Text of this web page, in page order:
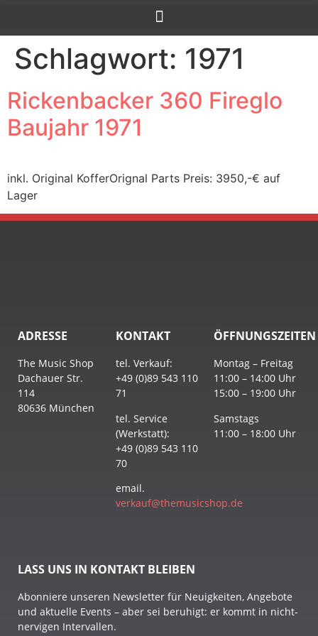
Schlagwort: 1971
Rickenbacker 360 Fireglo
Baujahr 1971
inkl. Original KofferOrignal Parts Preis: 3950,-€ auf
Lager
ADRESSE
The Music Shop
Dachauer Str.
114
80636 München
KONTAKT
tel. Verkauf:
+49 (0)89 543 110
71
tel. Service
(Werkstatt):
+49 (0)89 543 110
70
email.
verkauf@themusicshop.de
ÖFFNUNGSZEITEN
Montag – Freitag
11:00 – 14:00 Uhr
15:00 – 19:00 Uhr
Samstags
11:00 – 18:00 Uhr
LASS UNS IN KONTAKT BLEIBEN
Abonniere unseren Newsletter für Neuigkeiten, Angebote
und aktuelle Events – aber sei beruhigt: er kommt in nicht-
nervigen Intervallen.